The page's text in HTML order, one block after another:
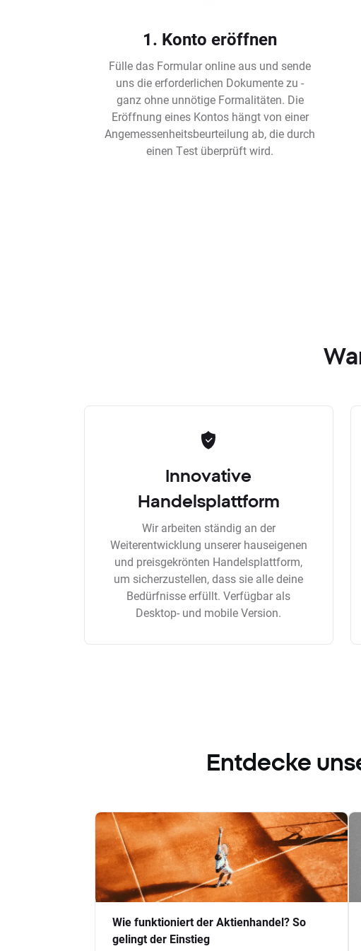
1. Konto eröffnen
Fülle das Formular online aus und sende
uns die erforderlichen Dokumente zu -
ganz ohne unnötige Formalitäten. Die
Eröffnung eines Kontos hängt von einer
Angemessenheitsbeurteilung ab, die durch
einen Test überprüft wird.
Innovative
Handelsplattform
Wir arbeiten ständig an der
Weiterentwicklung unserer hauseigenen
und preisgekrönten Handelsplattform,
um sicherzustellen, dass sie alle deine
Bedürfnisse erfüllt. Verfügbar als
Desktop- und mobile Version.
Entdecke
Wie funktioniert der Aktienhandel? So
gelingt der Einstieg